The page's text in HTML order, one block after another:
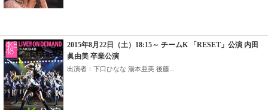
2015年8月22日（土）18:15～ チームK 「RESET」公演 内田
眞由美 卒業公演
出演者：下口ひなな 湯本亜美 後藤...